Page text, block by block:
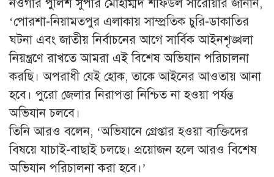
নওগাঁর পুলিশ সুপার মোহাম্মদ শফিউল সারোয়ার জানান,
‘পোরশা-নিয়ামতপুর এলাকায় সাম্প্রতিক চুরি-ডাকাতির
ঘটনা এবং জাতীয় নির্বাচনের আগে সার্বিক আইনশৃঙ্খলা
নিয়ন্ত্রণে রাখতে আমরা এই বিশেষ অভিযান পরিচালনা
করছি। অপরাধী যেই হোক, তাকে আইনের আওতায় আনা
হবে। পুরো জেলার নিরাপত্তা নিশ্চিত না হওয়া পর্যন্ত
অভিযান চলবে।
তিনি আরও বলেন, ‘অভিযানে গ্রেপ্তার হওয়া ব্যক্তিদের
বিষয়ে যাচাই-বাছাই চলছে। প্রয়োজন হলে আরও বিশেষ
অভিযান পরিচালনা করা হবে।’